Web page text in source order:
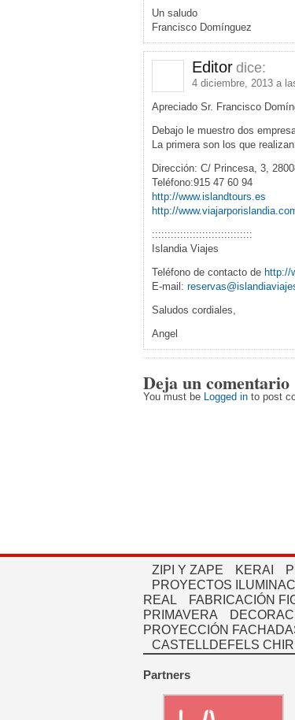
Un saludo
Francisco Domínguez
Editor dice:
4 diciembre, 2013 a
Apreciado Sr. Francisco
Debajo le muestro dos
La primera son los que
Dirección: C/ Princesa, 3,
Teléfono:915 47 60 94
http://www.islandtours.es
http://
::::::::::::::::::::::::::::::::
Islandia Viajes
Teléfono de contacto de http://
E-mail:
Saludos cordiales,
Angel
Deja un comentario
You must be Logged in to post
ZIPI Y ZAPE KERAI
PROYECTOS
REAL
FABRICACIÓN
PRIMAVERA
PROYECCIÓN
CASTELLDEFELS
Partners